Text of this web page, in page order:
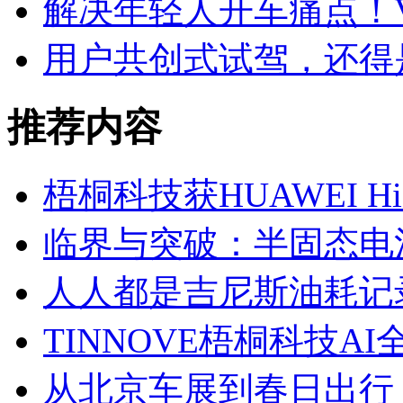
解决年轻人开车痛点
用户共创式试驾，还得
推荐内容
梧桐科技获HUAWEI
临界与突破：半固态
人人都是吉尼斯油耗
TINNOVE梧桐科技AI
从北京车展到春日出